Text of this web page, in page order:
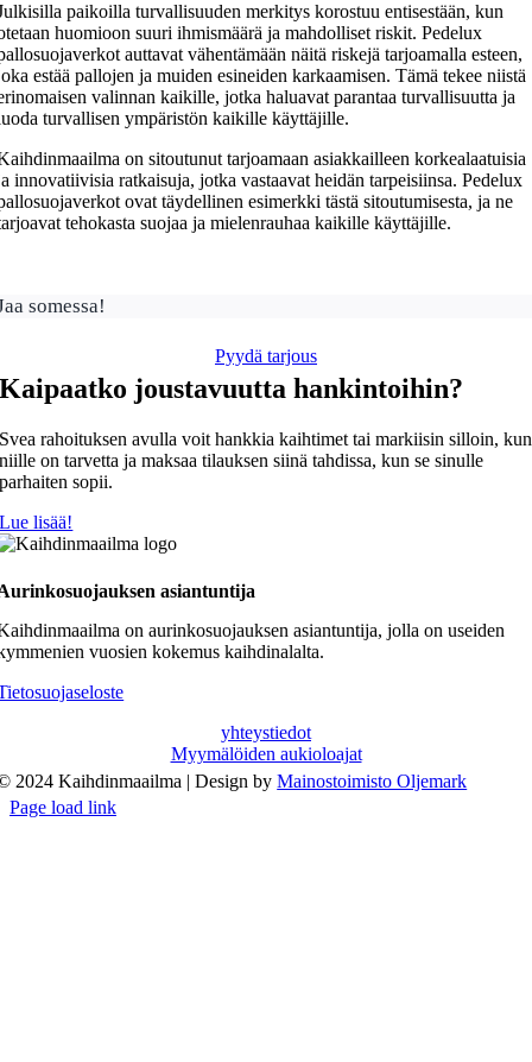
paikoilla turvallisuuden merkitys korostuu entisestään, kun
huomioon suuri ihmismäärä ja mahdolliset riskit. Pedelux
auttavat vähentämään näitä riskejä tarjoamalla esteen,
estää pallojen ja muiden esineiden karkaamisen. Tämä tekee niistä
valinnan kaikille, jotka haluavat parantaa turvallisuutta ja
turvallisen ympäristön kaikille käyttäjille.
on sitoutunut tarjoamaan asiakkailleen korkealaatuisia
innovatiivisia ratkaisuja, jotka vastaavat heidän tarpeisiinsa. Pedelux
ovat täydellinen esimerkki tästä sitoutumisesta, ja ne
tehokasta suojaa ja mielenrauhaa kaikille käyttäjille.
somessa!
Pyydä tarjous
Kaipaatko joustavuutta hankintoihin?
Svea rahoituksen avulla voit hankkia kaihtimet tai markiisin silloin, kun
niille on tarvetta ja maksaa tilauksen siinä tahdissa, kun se sinulle
parhaiten sopii.
Lue lisää!
asiantuntija
on aurinkosuojauksen asiantuntija, jolla on useiden
vuosien kokemus kaihdinalalta.
yhteystiedot
Myymälöiden aukioloajat
2024 Kaihdinmaailma | Design byMainostoimisto Oljemark
Page load link